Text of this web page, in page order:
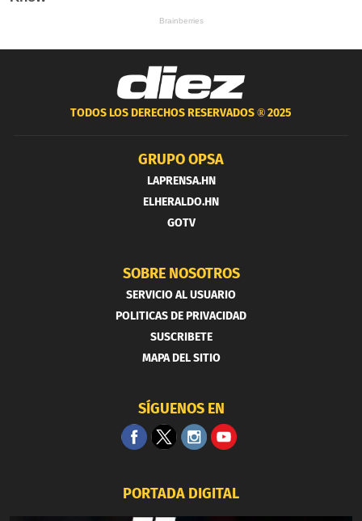
TODOS LOS DERECHOS RESERVADOS ®2025
GRUPO OPSA
LAPRENSA.HN
ELHERALDO.HN
GOTV
SOBRE NOSOTROS
SERVICIO AL USUARIO
POLITICAS DE PRIVACIDAD
SUSCRIBETE
MAPA DEL SITIO
SÍGUENOS EN
PORTADA DIGITAL